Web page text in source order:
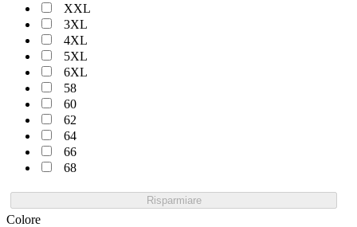
XXL
3XL
4XL
5XL
6XL
58
60
62
64
66
68
Risparmiare
Colore